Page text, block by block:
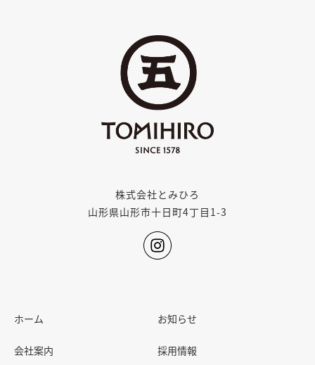
株式会社とみひろ
山形県山形市十日町4丁目1-3
ホーム
会社案内
お知らせ
採用情報